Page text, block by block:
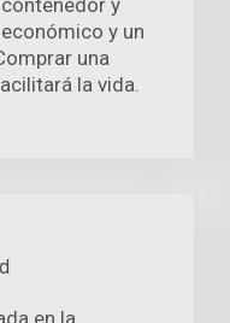
y
y un
una
la vida.